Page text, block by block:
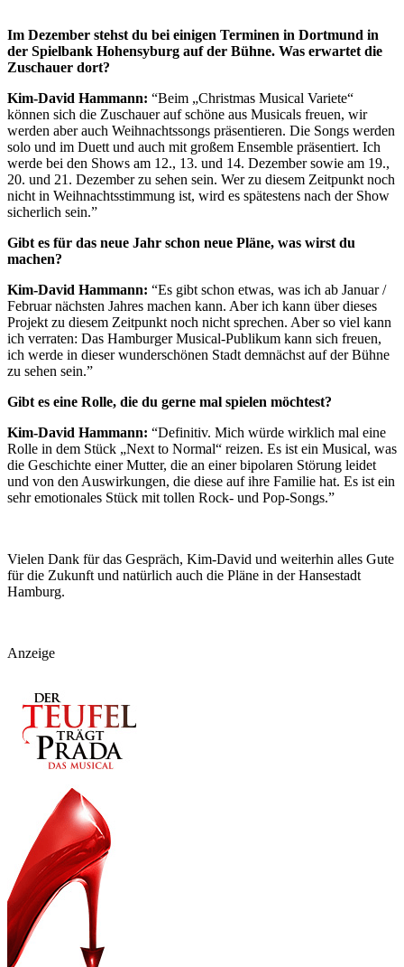
Im Dezember stehst du bei einigen Terminen in Dortmund in
der Spielbank Hohensyburg auf der Bühne. Was erwartet die
Zuschauer dort?
Kim-David Hammann: “Beim „Christmas Musical Variete“
können sich die Zuschauer auf schöne aus Musicals freuen, wir
werden aber auch Weihnachtssongs präsentieren. Die Songs werden
solo und im Duett und auch mit großem Ensemble präsentiert. Ich
werde bei den Shows am 12., 13. und 14. Dezember sowie am 19.,
20. und 21. Dezember zu sehen sein. Wer zu diesem Zeitpunkt noch
nicht in Weihnachtsstimmung ist, wird es spätestens nach der Show
sicherlich sein.”
Gibt es für das neue Jahr schon neue Pläne, was wirst du
machen?
Kim-David Hammann: “Es gibt schon etwas, was ich ab Januar /
Februar nächsten Jahres machen kann. Aber ich kann über dieses
Projekt zu diesem Zeitpunkt noch nicht sprechen. Aber so viel kann
ich verraten: Das Hamburger Musical-Publikum kann sich freuen,
ich werde in dieser wunderschönen Stadt demnächst auf der Bühne
zu sehen sein.”
Gibt es eine Rolle, die du gerne mal spielen möchtest?
Kim-David Hammann: “Definitiv. Mich würde wirklich mal eine
Rolle in dem Stück „Next to Normal“ reizen. Es ist ein Musical, was
die Geschichte einer Mutter, die an einer bipolaren Störung leidet
und von den Auswirkungen, die diese auf ihre Familie hat. Es ist ein
sehr emotionales Stück mit tollen Rock- und Pop-Songs.”
Vielen Dank für das Gespräch, Kim-David und weiterhin alles Gute
für die Zukunft und natürlich auch die Pläne in der Hansestadt
Hamburg.
Anzeige